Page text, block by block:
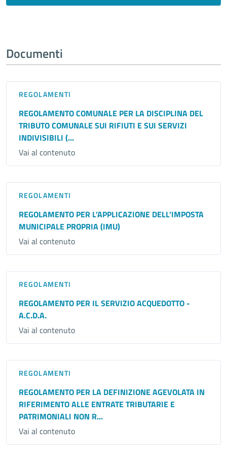
Documenti
REGOLAMENTI
REGOLAMENTO COMUNALE PER LA DISCIPLINA DEL
TRIBUTO COMUNALE SUI RIFIUTI E SUI SERVIZI
INDIVISIBILI (...
Vai al contenuto
REGOLAMENTI
REGOLAMENTO PER L’APPLICAZIONE DELL’IMPOSTA
MUNICIPALE PROPRIA (IMU)
Vai al contenuto
REGOLAMENTI
REGOLAMENTO PER IL SERVIZIO ACQUEDOTTO -
A.C.D.A.
Vai al contenuto
REGOLAMENTI
REGOLAMENTO PER LA DEFINIZIONE AGEVOLATA IN
RIFERIMENTO ALLE ENTRATE TRIBUTARIE E
PATRIMONIALI NON R...
Vai al contenuto